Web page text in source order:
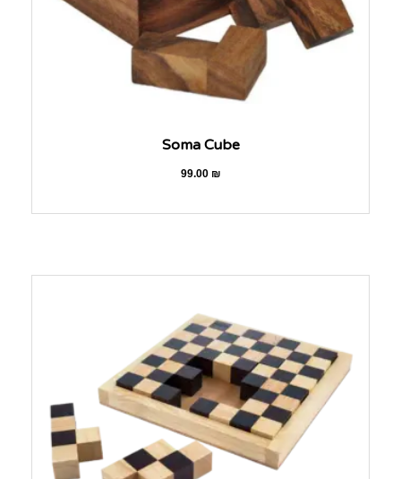
Soma Cube
99.00₪